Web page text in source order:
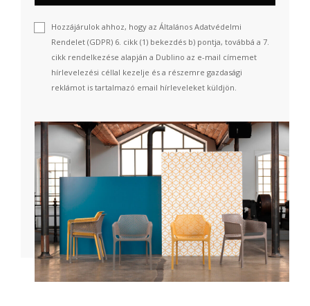
Hozzájárulok ahhoz, hogy az Általános Adatvédelmi
Rendelet (GDPR) 6. cikk (1) bekezdés b) pontja, továbbá a 7.
cikk rendelkezése alapján a Dublino az e-mail címemet
hírlevelezési céllal kezelje és a részemre gazdasági
reklámot is tartalmazó email hírleveleket küldjön.